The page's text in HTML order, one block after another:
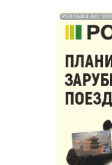
РЕКЛАМА АО